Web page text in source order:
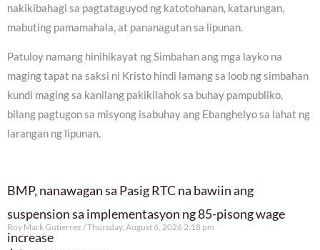
nakikibahagi sa pagtataguyod ng katotohanan, katarungan,
mabuting pamamahala, at pananagutan sa lipunan.
Patuloy namang hinihikayat ng Simbahan ang mga layko na
maging tapat na saksi ni Kristo hindi lamang sa loob ng simbahan
kundi maging sa kanilang pakikilahok sa buhay pampubliko,
bilang pagtugon sa misyong isabuhay ang Ebanghelyo sa lahat ng
larangan ng lipunan.
BMP, nanawagan sa Pasig RTC na bawiin ang
suspension sa implementasyon ng 85-pisong wage
increase
Roy Mark Gutierrez Thursday, August 6, 2026 2:18 pm